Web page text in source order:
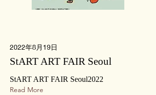
2022年8月19日
StART ART FAIR Seoul
StART ART FAIR Seoul2022
Read More